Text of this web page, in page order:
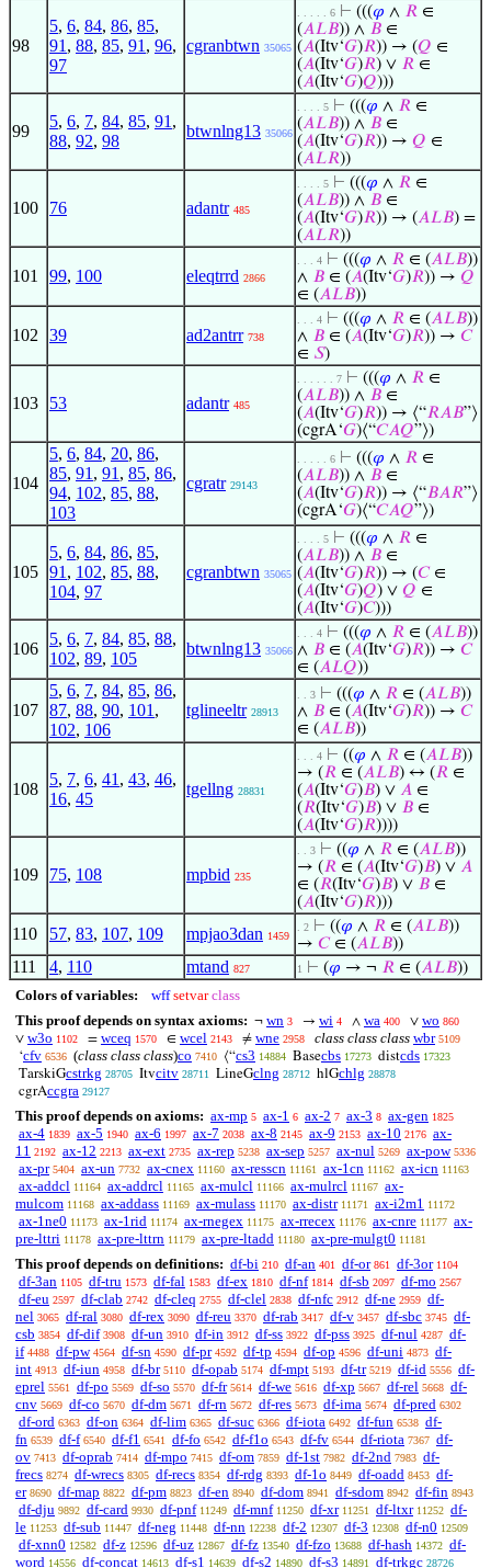
98
5, 6, 84, 86, 85,
91 , 88, 85, 91 , 96,
97
cgranbtwn 35065
. . . . . 6 ⊢ (((𝜑 ∧ 𝑅 ∈
(𝐴𝐿𝐵)) ∧ 𝐵 ∈
(𝐴(Itv‘𝐺)𝑅)) → (𝑄 ∈
(𝐴(Itv‘𝐺)𝑅) ∨ 𝑅 ∈
(𝐴(Itv‘𝐺)𝑄)))
99
5, 6, 7, 84, 85, 91 ,
88, 92, 98
btwnlng13 35066
. . . . 5 ⊢ (((𝜑 ∧ 𝑅 ∈
(𝐴𝐿𝐵)) ∧ 𝐵 ∈
(𝐴(Itv‘𝐺)𝑅)) → 𝑄 ∈
(𝐴𝐿𝑅))
100 76 adantr 485
. . . . 5 ⊢ (((𝜑 ∧ 𝑅 ∈
(𝐴𝐿𝐵)) ∧ 𝐵 ∈
(𝐴(Itv‘𝐺)𝑅)) → (𝐴𝐿𝐵) =
(𝐴𝐿𝑅))
101 99, 100 eleqtrrd 2866
. . . 4 ⊢ (((𝜑 ∧ 𝑅 ∈ (𝐴𝐿𝐵))
∧ 𝐵 ∈ (𝐴(Itv‘𝐺)𝑅)) → 𝑄
∈ (𝐴𝐿𝐵))
102 39 ad2antrr 738
. . . 4 ⊢ (((𝜑 ∧ 𝑅 ∈ (𝐴𝐿𝐵))
∧ 𝐵 ∈ (𝐴(Itv‘𝐺)𝑅)) → 𝐶
∈ 𝑆)
103 53 adantr 485
. . . . . . 7 ⊢ (((𝜑 ∧ 𝑅 ∈
(𝐴𝐿𝐵)) ∧ 𝐵 ∈
(𝐴(Itv‘𝐺)𝑅)) → ⟨“𝑅𝐴𝐵”⟩
(cgrA‘𝐺)⟨“𝐶𝐴𝑄”⟩)
104
5, 6, 84, 20, 86,
85, 91 , 91 , 85, 86,
94, 102, 85, 88,
103
cgratr 29143
. . . . . 6 ⊢ (((𝜑 ∧ 𝑅 ∈
(𝐴𝐿𝐵)) ∧ 𝐵 ∈
(𝐴(Itv‘𝐺)𝑅)) → ⟨“𝐵𝐴𝑅”⟩
(cgrA‘𝐺)⟨“𝐶𝐴𝑄”⟩)
105
5, 6, 84, 86, 85,
91 , 102, 85, 88,
104, 97
cgranbtwn 35065
. . . . 5 ⊢ (((𝜑 ∧ 𝑅 ∈
(𝐴𝐿𝐵)) ∧ 𝐵 ∈
(𝐴(Itv‘𝐺)𝑅)) → (𝐶∈
(𝐴(Itv‘𝐺)𝑄) ∨ 𝑄 ∈
(𝐴(Itv‘𝐺)𝐶)))
106
5, 6, 7, 84, 85, 88,
102, 89, 105
btwnlng13 35066
. . . 4 ⊢ (((𝜑 ∧ 𝑅 ∈ (𝐴𝐿𝐵))
∧ 𝐵 ∈ (𝐴(Itv‘𝐺)𝑅)) → 𝐶
∈ (𝐴𝐿𝑄))
107
5, 6, 7, 84, 85, 86,
87, 88, 90, 101 ,
102, 106
tglineeltr 28913
. . 3 ⊢ (((𝜑 ∧ 𝑅 ∈ (𝐴𝐿𝐵))
∧ 𝐵 ∈ (𝐴(Itv‘𝐺)𝑅)) → 𝐶
∈ (𝐴𝐿𝐵))
108
5, 7, 6, 41 , 43, 46,
16, 45
tgellng 28831
. . . 4 ⊢ ((𝜑 ∧ 𝑅 ∈ (𝐴𝐿𝐵))
→ (𝑅 ∈ (𝐴𝐿𝐵) ↔ (𝑅 ∈
(𝐴(Itv‘𝐺)𝐵) ∨ 𝐴 ∈
(𝑅(Itv‘𝐺)𝐵) ∨ 𝐵 ∈
(𝐴(Itv‘𝐺)𝑅))))
109 75, 108 mpbid 235
. . 3 ⊢ ((𝜑 ∧ 𝑅 ∈ (𝐴𝐿𝐵))
→ (𝑅 ∈ (𝐴(Itv‘𝐺)𝐵) ∨ 𝐴
∈ (𝑅(Itv‘𝐺)𝐵) ∨ 𝐵 ∈
(𝐴(Itv‘𝐺)𝑅)))
110 57, 83, 107, 109 mpjao3dan 1459
. 2 ⊢ ((𝜑 ∧ 𝑅 ∈ (𝐴𝐿𝐵))
→ 𝐶∈ (𝐴𝐿𝐵))
111 4, 110 mtand 827 1 ⊢ (𝜑 → ¬ 𝑅 ∈ (𝐴𝐿𝐵))
Colors of variables: wff setvar class
This proof depends on syntax axioms: ¬ wn 3 → wi 4 ∧ wa 400 ∨ wo 860
∨ w3o 1102 = wceq 1570 ∈ wcel 2143 ≠ wne 2958 class class class wbr 5109
‘cfv 6536 (class class class)co 7410 ⟨“cs3 14884 Basecbs 17273 distcds 17323
TarskiGcstrkg 28705 Itvcitv 28711 LineGclng 28712 hlGchlg 28878
cgrAccgra 29127
This proof depends on axioms: ax-mp 5 ax-1 6 ax-2 7 ax-3 8 ax-gen 1825
ax-4 1839 ax-5 1940 ax-6 1997 ax-7 2038 ax-8 2145 ax-9 2153 ax-10 2176 ax-
11 2192 ax-12 2213 ax-ext 2735 ax-rep 5238 ax-sep 5257 ax-nul 5269 ax-pow 5336
ax-pr 5404 ax-un 7732 ax-cnex 11160 ax-resscn 11161 ax-1cn 11162 ax-icn 11163
ax-addcl 11164 ax-addrcl 11165 ax-mulcl 11166 ax-mulrcl 11167 ax-
mulcom 11168 ax-addass 11169 ax-mulass 11170 ax-distr 11171 ax-i2m1 11172
ax-1ne0 11173 ax-1rid 11174 ax-rnegex 11175 ax-rrecex 11176 ax-cnre 11177 ax-
pre-lttri 11178 ax-pre-lttrn 11179 ax-pre-ltadd 11180 ax-pre-mulgt0 11181
This proof depends on definitions: df-bi 210 df-an 401 df-or 861 df-3or 1104
df-3an 1105 df-tru 1573 df-fal 1583 df-ex 1810 df-nf 1814 df-sb 2097 df-mo 2567
df-eu 2597 df-clab 2742 df-cleq 2755 df-clel 2838 df-nfc 2912 df-ne 2959 df-
nel 3065 df-ral 3080 df-rex 3090 df-reu 3370 df-rab 3417 df-v 3457 df-sbc 3745 df-
csb 3854 df-dif 3908 df-un 3910 df-in 3912 df-ss 3922 df-pss 3925 df-nul 4287 df-
if 4488 df-pw 4564 df-sn 4590 df-pr 4592 df-tp 4594 df-op 4596 df-uni 4873 df-
int 4913 df-iun 4958 df-br 5110 df-opab 5174 df-mpt 5193 df-tr 5219 df-id 5556 df-
eprel 5561 df-po 5569 df-so 5570 df-fr 5614 df-we 5616 df-xp 5667 df-rel 5668 df-
cnv 5669 df-co 5670 df-dm 5671 df-rn 5672 df-res 5673 df-ima 5674 df-pred 6302
df-ord 6363 df-on 6364 df-lim 6365 df-suc 6366 df-iota 6492 df-fun 6538 df-
fn 6539 df-f 6540 df-f1 6541 df-fo 6542 df-f1o 6543 df-fv 6544 df-riota 7367 df-
ov 7413 df-oprab 7414 df-mpo 7415 df-om 7859 df-1st 7982 df-2nd 7983 df-
frecs 8274 df-wrecs 8305 df-recs 8354 df-rdg 8393 df-1o 8449 df-oadd 8453 df-
er 8690 df-map 8822 df-pm 8823 df-en 8940 df-dom 8941 df-sdom 8942 df-fin 8943
df-dju 9892 df-card 9930 df-pnf 11249 df-mnf 11250 df-xr 11251 df-ltxr 11252 df-
le 11253 df-sub 11447 df-neg 11448 df-nn 12238 df-2 12307 df-3 12308 df-n0 12509
df-xnn0 12582 df-z 12596 df-uz 12867 df-fz 13540 df-fzo 13688 df-hash 14372 df-
word 14556 df-concat 14613 df-s1 14639 df-s2 14890 df-s3 14891 df-trkgc 28726